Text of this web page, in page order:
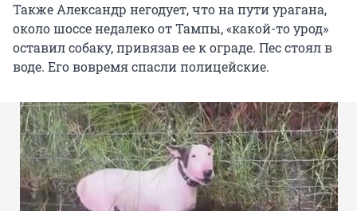
Также Александр негодует, что на пути урагана,
около шоссе недалеко от Тампы, «какой-то урод»
оставил собаку, привязав ее к ограде. Пес стоял в
воде. Его вовремя спасли полицейские.